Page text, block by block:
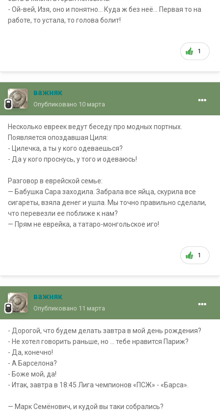
- Ой-вей, Изя, оно и понятно... Куда ж без неё... Первая то на
работе, то устала, то голова болит!
1
важняк
Опубликовано 10 марта
Несколько евреек ведут беседу про модных портных.
Появляется опоздавшая Циля:
- Цилечка, а ты у кого одеваешься?
- Да у кого проснусь, у того и одеваюсь!
Разговор в еврейской семье:
— Бабушка Сара заходила. Забрала все яйца, скурила все
сигареты, взяла денег и ушла. Мы точно правильно сделали,
что перевезли ее поближе к нам?
— Прям не еврейка, а татаро-монгольское иго!
1
важняк
Опубликовано 11 марта
- Дорогой, что будем делать завтра в мой день рождения?
- Не хотел говорить раньше, но ... тебе нравится Париж?
- Да, конечно!
- А Барселона?
- Боже мой, да!
- Итак, завтра в 18:45 Лига чемпионов «ПСЖ» - «Барса».
— Марк Семёнович, и кудой вы таки собрались?